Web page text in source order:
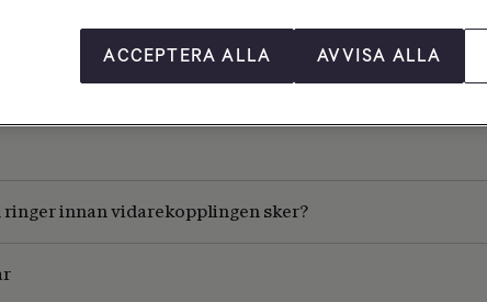
innan vidarekopplingen sker?
ACCEPTERA ALLA AVVISA ALLA